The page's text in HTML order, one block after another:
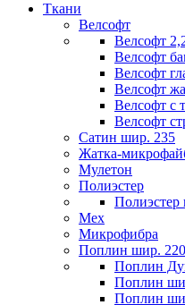
Ткани
Велсофт
Велсофт
Велсофт
Велсофт
Велсофт
Велсофт с
Велсофт
Сатин шир. 235
Жатка-
Мулетон
Полиэстер
Мех
Микрофибра
Поплин шир. 220
Поплин
Поплин
Поплин